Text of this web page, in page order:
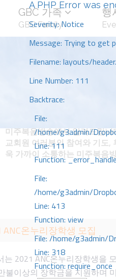
A PHP Error was
Severity: Notice
Message: Trying to get
Filename: layouts/
Line Number: 111
Backtrace:
File:
/home/g3admin/
Line: 111
Function:
File:
/home/g3admin/
Line: 413
Function: view
File: /home/g3admin/
Line: 318
Function: require_once
GBC 가족
GBC Family
행
미주복음방송에서 알려드립
교회원 여러분의 참여와 기도,
욱 가까이 소통하는 미주복음
ANC온누리장학생 모집
2021 ANC온누리장학생을
이상의 장학금을 지원하며